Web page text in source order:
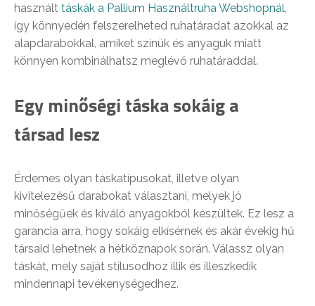
használt táskák a Pallium Használtruha Webshopnál
így könnyedén felszerelheted ruhatáradat azokkal az
alapdarabokkal, amiket színük és anyaguk miatt
könnyen kombinálhatsz meglévő ruhatáraddal.
Egy minőségi táska sokáig a
társad lesz
Érdemes olyan táskatípusokat, illetve olyan
kivitelezésű darabokat választani, melyek jó
minőségűek és kiváló anyagokból készültek. Ez lesz a
garancia arra, hogy sokáig elkísérnek és akár évekig hű
társaid lehetnek a hétköznapok során. Válassz olyan
táskát, mely saját stílusodhoz illik és illeszkedik
mindennapi tevékenységedhez.